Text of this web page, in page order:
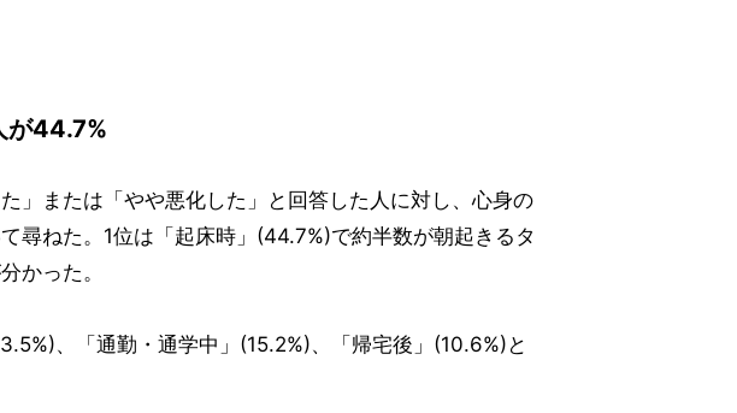
が44.7%
」または「やや悪化した」と回答した人に対し、心身の
尋ねた。1位は「起床時」(44.7%)で約半数が朝起きるタ
かった。
、「通勤・通学中」(15.2%)、「帰宅後」(10.6%)と